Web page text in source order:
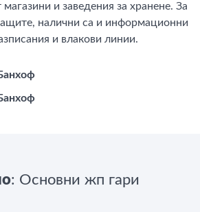
и заведения за хранене. За
налични са и информационни
и влакови линии.
: Основни жп гари